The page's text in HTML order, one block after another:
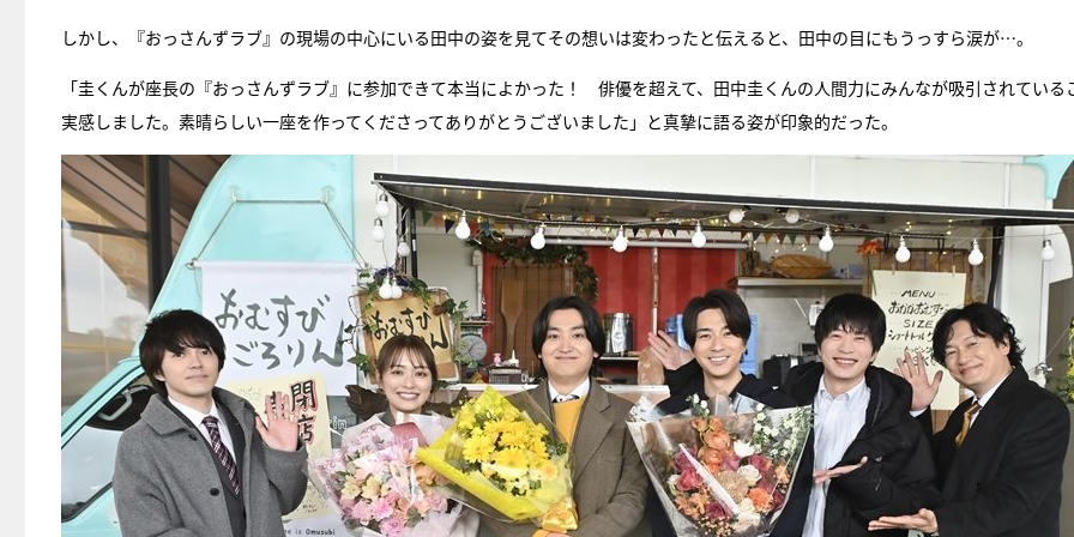
しかし、『おっさんずラブ』の現場の中心にいる田中の姿を見てその想いは変わったと伝えると、田中の目にもうっすら涙が…。
「圭くんが座長の『おっさんずラブ』に参加できて本当によかった！ 俳優を超えて、田中圭くんの人間力にみんなが吸引されている
実感しました。素晴らしい一座を作ってくださってありがとうございました」と真摯に語る姿が印象的だった。